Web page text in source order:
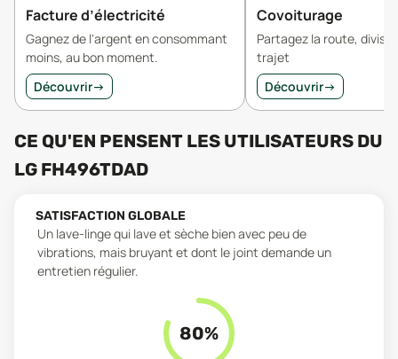
Facture d’électricité
Gagnez de l'argent en consommant
moins, au bon moment.
Découvrir→
Covoiturage
Partagez la route,
trajet
Découvrir→
CE QU'EN PENSENT LES UTILISATEURS DU
LG FH496TDAD
SATISFACTION GLOBALE
Un lave-linge qui lave et sèche bien avec peu de
vibrations, mais bruyant et dont le joint demande un
entretien régulier.
80%